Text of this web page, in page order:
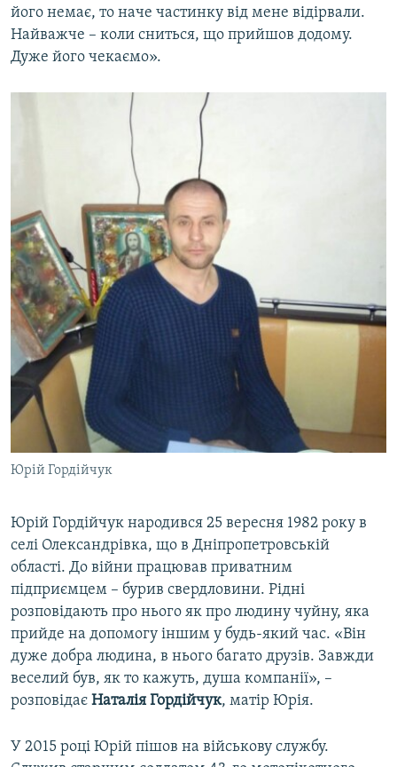
його немає, то наче частинку від мене відірвали.
Найважче – коли сниться, що прийшов додому.
Дуже його чекаємо».
Юрій Гордійчук
Юрій Гордійчук народився 25 вересня 1982 року в
селі Олександрівка, що в Дніпропетровській
області. До війни працював приватним
підприємцем – бурив свердловини. Рідні
розповідають про нього як про людину чуйну, яка
прийде на допомогу іншим у будь-який час. «Він
дуже добра людина, в нього багато друзів. Завжди
веселий був, як то кажуть, душа компанії», –
розповідає Наталія Гордійчук, матір Юрія.
У 2015 році Юрій пішов на військову службу.